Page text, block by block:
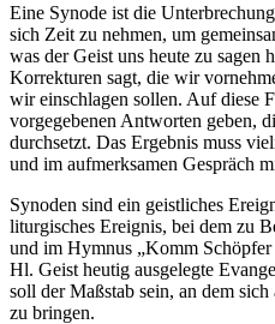
Eine Synode ist die
sich Zeit zu nehmen, um
was der Geist uns heute zu sagen
Korrekturen sagt, die wir
wir einschlagen sollen. Auf diese
vorgegebenen Antworten geben,
durchsetzt. Das Ergebnis muss
und im aufmerksamen Gespräch
Synoden sind ein geistliches
liturgisches Ereignis, bei dem zu
und im Hymnus „Komm
Hl. Geist heutig ausgelegte
soll der Maßstab sein, an dem
zu bringen.